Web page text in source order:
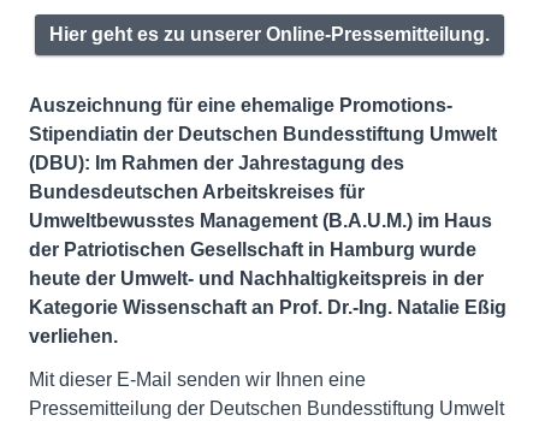
Hier geht es zu unserer Online-Pressemitteilung.
Auszeichnung für eine ehemalige Promotions-
Stipendiatin der Deutschen Bundesstiftung Umwelt
(DBU): Im Rahmen der Jahrestagung des
Bundesdeutschen Arbeitskreises für
Umweltbewusstes Management (B.A.U.M.) im Haus
der Patriotischen Gesellschaft in Hamburg wurde
heute der Umwelt- und Nachhaltigkeitspreis in der
Kategorie Wissenschaft an Prof. Dr.-Ing. Natalie Eßig
verliehen.
Mit dieser E-Mail senden wir Ihnen eine
Pressemitteilung der Deutschen Bundesstiftung Umwelt